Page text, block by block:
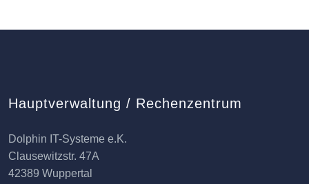
Hauptverwaltung / Rechenzentrum
Dolphin IT-Systeme e.K.
Clausewitzstr. 47A
42389 Wuppertal